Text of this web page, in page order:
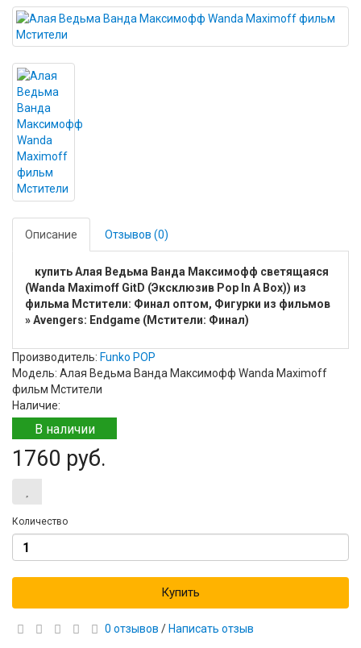
Описание Отзывов (0)
купить Алая Ведьма Ванда Максимофф светящаяся
(Wanda Maximoff GitD (Эксклюзив Pop In A Box)) из
фильма Мстители: Финал оптом, Фигурки из фильмов
» Avengers: Endgame (Мстители: Финал)
Производитель: Funko POP
Модель: Алая Ведьма Ванда Максимофф Wanda Maximoff
фильм Мстители
Наличие:
В наличии
1760 руб.
Количество
Купить
0 отзывов / Написать отзыв